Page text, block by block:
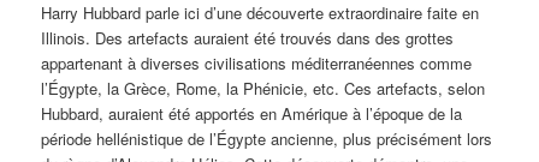
Harry Hubbard parle ici d’une découverte extraordinaire faite en
Illinois. Des artefacts auraient été trouvés dans des grottes
appartenant à diverses civilisations méditerranéennes comme
l’Égypte, la Grèce, Rome, la Phénicie, etc. Ces artefacts, selon
Hubbard, auraient été apportés en Amérique à l’époque de la
période hellénistique de l’Égypte ancienne, plus précisément lors